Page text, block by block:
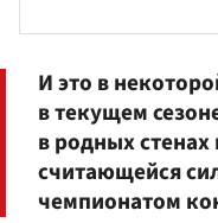
И это в
в текущем
в родных
считающейся
чемпионатом